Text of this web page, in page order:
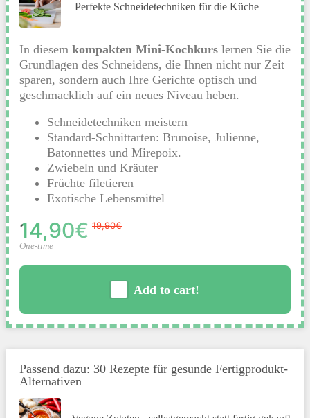
Perfekte Schneidetechniken für die Küche
In diesem kompakten Mini-Kochkurs lernen Sie die
Grundlagen des Schneidens, die Ihnen nicht nur Zeit
sparen, sondern auch Ihre Gerichte optisch und
geschmacklich auf ein neues Niveau heben.
Schneidetechniken meistern
Standard-Schnittarten: Brunoise, Julienne,
Batonnettes und Mirepoix.
Zwiebeln und Kräuter
Früchte filetieren
Exotische Lebensmittel
14,90€
One-time
19,90€
Add to cart!
Passend dazu: 30 Rezepte für gesunde Fertigprodukt-
Alternativen